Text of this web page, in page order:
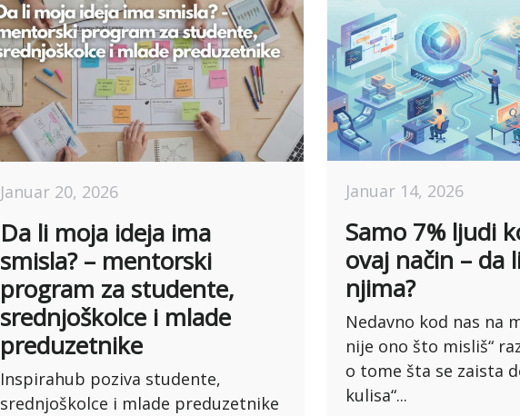
Januar 20, 2026
Da li moja ideja ima
smisla? – mentorski
program za studente,
srednjoškolce i mlade
preduzetnike
Inspirahub poziva studente,
srednjoškolce i mlade preduzetnike
Januar 14, 2026
Samo 7% ljudi
ovaj način – da
njima?
Nedavno kod nas na
nije ono što misliš“
o tome šta se zaista
kulisa“...